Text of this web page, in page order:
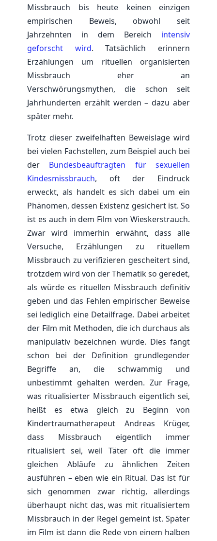
Missbrauch bis heute keinen einzigen
empirischen Beweis, obwohl seit
Jahrzehnten in dem Bereich intensiv
geforscht wird. Tatsächlich erinnern
Erzählungen um rituellen organisierten
Missbrauch eher an
Verschwörungsmythen, die schon seit
Jahrhunderten erzählt werden – dazu aber
später mehr.
Trotz dieser zweifelhaften Beweislage wird
bei vielen Fachstellen, zum Beispiel auch bei
der Bundesbeauftragten für sexuellen
Kindesmissbrauch, oft der Eindruck
erweckt, als handelt es sich dabei um ein
Phänomen, dessen Existenz gesichert ist. So
ist es auch in dem Film von Wieskerstrauch.
Zwar wird immerhin erwähnt, dass alle
Versuche, Erzählungen zu rituellem
Missbrauch zu verifizieren gescheitert sind,
trotzdem wird von der Thematik so geredet,
als würde es rituellen Missbrauch definitiv
geben und das Fehlen empirischer Beweise
sei lediglich eine Detailfrage. Dabei arbeitet
der Film mit Methoden, die ich durchaus als
manipulativ bezeichnen würde. Dies fängt
schon bei der Definition grundlegender
Begriffe an, die schwammig und
unbestimmt gehalten werden. Zur Frage,
was ritualisierter Missbrauch eigentlich sei,
heißt es etwa gleich zu Beginn von
Kindertraumatherapeut Andreas Krüger,
dass Missbrauch eigentlich immer
ritualisiert sei, weil Täter oft die immer
gleichen Abläufe zu ähnlichen Zeiten
ausführen – eben wie ein Ritual. Das ist für
sich genommen zwar richtig, allerdings
überhaupt nicht das, was mit ritualisiertem
Missbrauch in der Regel gemeint ist. Später
im Film ist dann die Rede von einem halben